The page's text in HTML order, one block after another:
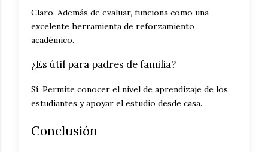
Claro. Además de evaluar, funciona como una
excelente herramienta de reforzamiento
académico.
¿Es útil para padres de familia?
Sí. Permite conocer el nivel de aprendizaje de los
estudiantes y apoyar el estudio desde casa.
Conclusión